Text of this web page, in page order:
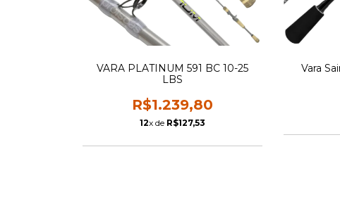
VARA PLATINUM 591 BC 10-25
LBS
R$1.239,80
12x de R$127,53
Vara